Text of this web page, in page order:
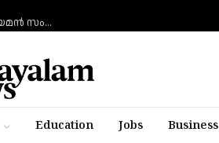
ചെങ്കടലില്‍ എണ്ണ ടാങ്കര്‍ ആക്രമിക്കാനുള്ള ഹൂത്തി നീക്കം പരാജയപ്പെടുത്തി; യെമൻ സംഘർഷത്തിലേക്ക് നീങ്ങുന്നുവെന്ന് യു.എൻ മുന്നറിയിപ്പ്
Education Jobs Business